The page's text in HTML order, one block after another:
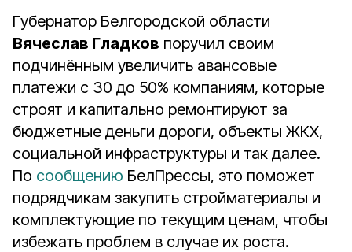
Губернатор Белгородской области
Вячеслав Гладков поручил своим
подчинённым увеличить авансовые
платежи с 30 до 50% компаниям, которые
строят и капитально ремонтируют за
бюджетные деньги дороги, объекты ЖКХ,
социальной инфраструктуры и так далее.
По сообщению БелПрессы, это поможет
подрядчикам закупить стройматериалы и
комплектующие по текущим ценам, чтобы
избежать проблем в случае их роста.